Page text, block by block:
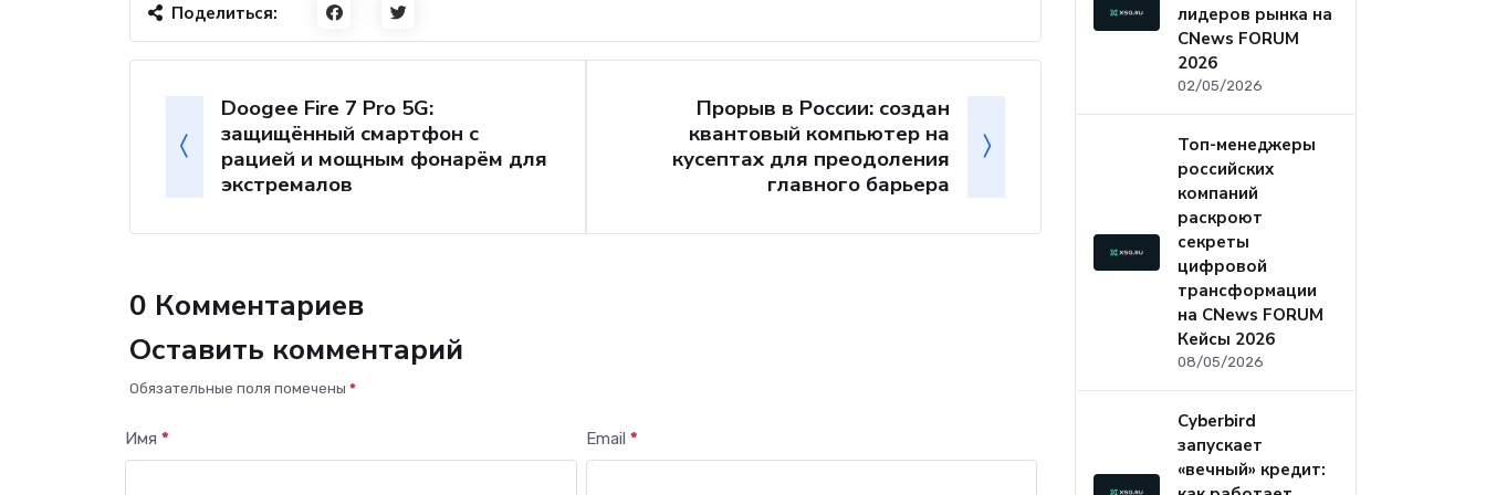
Поделиться:
Doogee Fire 7 Pro 5G:
защищённый смартфон с
рацией и мощным фонарём для
экстремалов
Прорыв в России: создан
квантовый компьютер на
кусептах для преодоления
главного барьера
0 Комментариев
Оставить комментарий
Обязательные поля помечены *
Имя * Email *
лидеров рынка на
CNews FORUM
2026
02/05/2026
Топ-менеджеры
российских
компаний
раскроют
секреты
цифровой
трансформации
на CNews FORUM
Кейсы 2026
08/05/2026
Cyberbird
запускает
«вечный» кредит: